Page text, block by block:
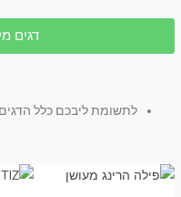
דגים
לתשומת ליבכם כלל הדגים